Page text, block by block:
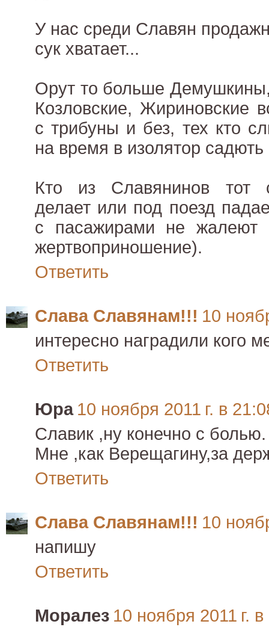
У нас среди Славян
сук хватает...
Орут то больше
Козловские, Жириновские
с трибуны и без, тех кто
на время в изолятор садють
Кто из Славянинов тот
делает или под поезд
с пасажирами не жалеют
жертвоприношение).
Ответить
Слава Славянам!!! 10
интересно наградили кого
Ответить
Юра 10 ноября 2011 г. в
Славик ,ну конечно с болью.
Мне ,как Верещагину,за
Ответить
Слава Славянам!!! 10
напишу
Ответить
Моралез 10 ноября 2011 г.